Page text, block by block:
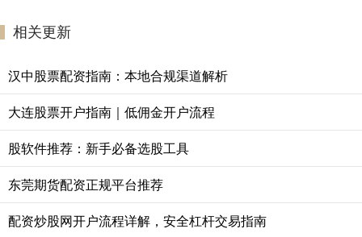
相关更新
汉中股票配资指南：本地合规渠道解析
大连股票开户指南｜低佣金开户流程
股软件推荐：新手必备选股工具
东莞期货配资正规平台推荐
配资炒股网开户流程详解，安全杠杆交易指南